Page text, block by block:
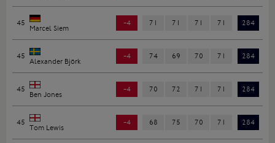
45
Marcel Siem
-4 71 71 71 71 284
45
Alexander Björk
-4 74 69 70 71 284
45
Ben Jones
-4 70 72 71 71 284
45
Tom Lewis
-4 68 75 70 71 284